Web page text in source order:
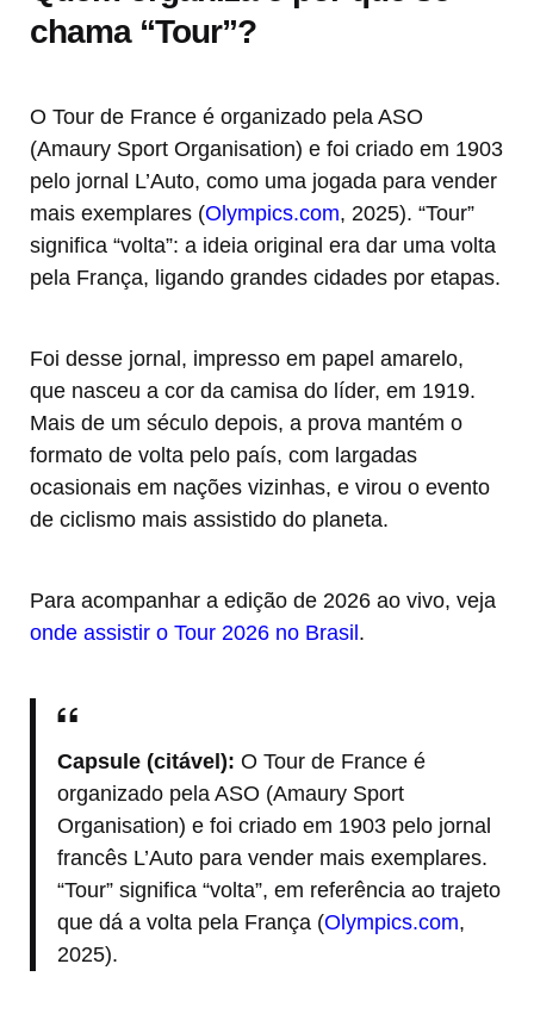
chama “Tour”?
O Tour de France é organizado pela ASO
(Amaury Sport Organisation) e foi criado em 1903
pelo jornal L’Auto, como uma jogada para vender
mais exemplares (Olympics.com, 2025). “Tour”
significa “volta”: a ideia original era dar uma volta
pela França, ligando grandes cidades por etapas.
Foi desse jornal, impresso em papel amarelo,
que nasceu a cor da camisa do líder, em 1919.
Mais de um século depois, a prova mantém o
formato de volta pelo país, com largadas
ocasionais em nações vizinhas, e virou o evento
de ciclismo mais assistido do planeta.
Para acompanhar a edição de 2026 ao vivo, veja
onde assistir o Tour 2026 no Brasil.
Capsule (citável): O Tour de France é
organizado pela ASO (Amaury Sport
Organisation) e foi criado em 1903 pelo jornal
francês L’Auto para vender mais exemplares.
“Tour” significa “volta”, em referência ao trajeto
que dá a volta pela França (Olympics.com,
2025).